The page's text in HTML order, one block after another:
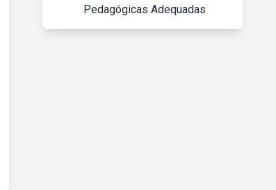
Pedagógicas Adequadas